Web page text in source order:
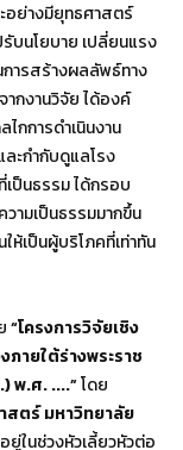
อย่างมียุทธศาสตร์
บนโยบาย เปลี่ยนแรง
การสร้างผลลัพธ์ทาง
ากงานวิจัย ได้องค์
กการดำเนินงาน
ะกำกับดูแลโรง
ป็นธรรม ได้กรอบ
ามเป็นธรรมมากขึ้น
ห้เป็นผู้บริโภคที่เท่าทัน
“โครงการวิจัยเชิง
ายใต้ร่างพระราช
พ.ศ. ....”โดย
ตร์ มหาวิทยาลัย
ในช่วงหัวเลี้ยวหัวต่อ